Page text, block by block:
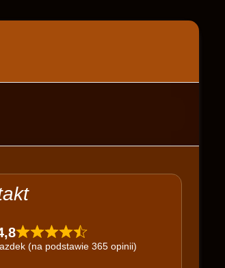
(na podstawie 365 opinii)